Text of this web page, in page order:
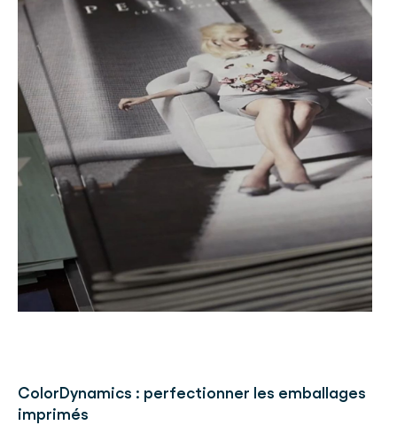
ColorDynamics : perfectionner les emballages
imprimés